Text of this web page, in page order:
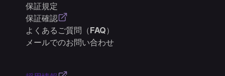
保証規定
保証確認
よくあるご質問（FAQ）
メールでのお問い合わせ